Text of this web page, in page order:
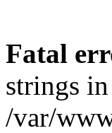
Fatal
strings in
/var/